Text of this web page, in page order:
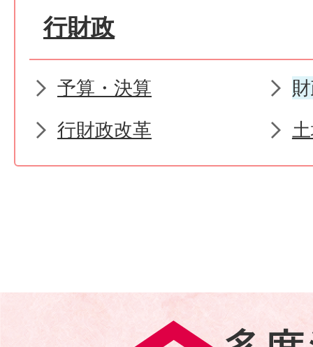
行財政
予算・決算
行財政改革
多